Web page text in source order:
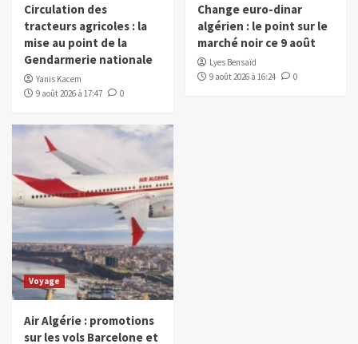
Circulation des
tracteurs agricoles : la
mise au point de la
Gendarmerie nationale
Yanis Kacem
9 août 2026 à 17:47
0
Change euro-dinar
algérien : le point sur le
marché noir ce 9 août
Lyes Bensaïd
9 août 2026 à 16:24
0
Voyage
Air Algérie : promotions
sur les vols Barcelone et